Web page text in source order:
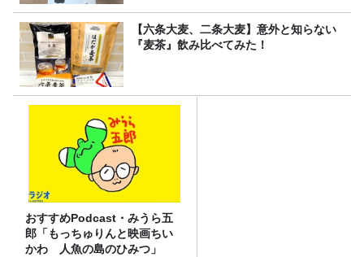
【六条大麦、二条大麦】意外と知らない
『麦茶』飲み比べてみた！
おすすめPodcast・みうら五
郎「もっちゅりんと映画ちい
かわ 人魚の島のひみつ」